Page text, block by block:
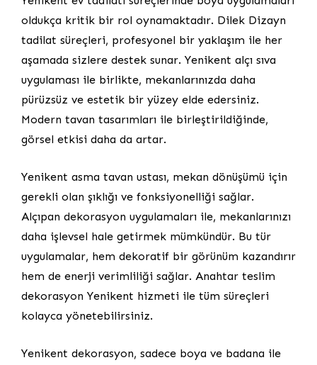
oldukça kritik bir rol oynamaktadır. Dilek Dizayn
tadilat süreçleri, profesyonel bir yaklaşım ile her
aşamada sizlere destek sunar. Yenikent alçı sıva
uygulaması ile birlikte, mekanlarınızda daha
pürüzsüz ve estetik bir yüzey elde edersiniz.
Modern tavan tasarımları ile birleştirildiğinde,
görsel etkisi daha da artar.
Yenikent asma tavan ustası, mekan dönüşümü için
gerekli olan şıklığı ve fonksiyonelliği sağlar.
Alçıpan dekorasyon uygulamaları ile, mekanlarınızı
daha işlevsel hale getirmek mümkündür. Bu tür
uygulamalar, hem dekoratif bir görünüm kazandırır
hem de enerji verimliliği sağlar. Anahtar teslim
dekorasyon Yenikent hizmeti ile tüm süreçleri
kolayca yönetebilirsiniz.
Yenikent dekorasyon, sadece boya ve badana ile